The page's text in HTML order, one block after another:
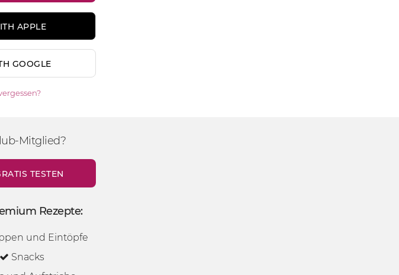
APPLE
GOOGLE
Mitglied?
TESTEN
Rezepte:
und Eintöpfe
Snacks